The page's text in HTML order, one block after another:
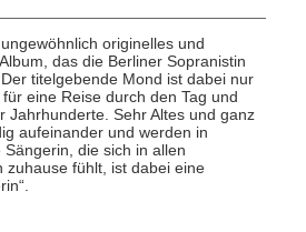
originelles und
das die Berliner Sopranistin
titelgebende Mond ist dabei nur
eine Reise durch den Tag und
Jahrhunderte. Sehr Altes und ganz
aufeinander und werden in
die sich in allen
zuhause fühlt, ist dabei eine